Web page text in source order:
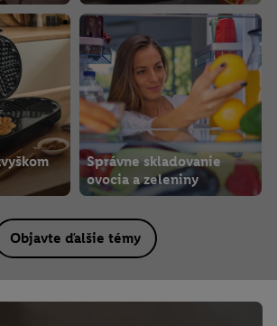
Správne skladovanie
ovocia a zeleniny
Objavte ďalšie témy